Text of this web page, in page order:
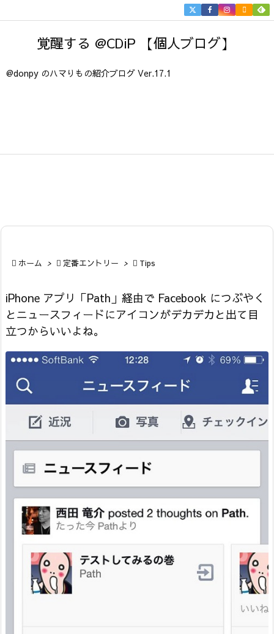
覚醒する @CDiP 【個人ブログ】
@donpy のハマりもの紹介ブログ Ver.17.1


 ホーム >  定番エントリー >  Tips
iPhone アプリ「Path」経由で Facebook につぶやく
とニュースフィードにアイコンがデカデカと出て目
立つからいいよね。